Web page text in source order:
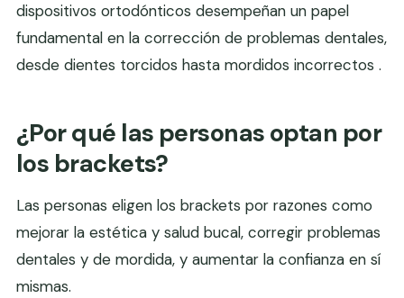
dispositivos ortodónticos desempeñan un papel
fundamental en la corrección de problemas dentales,
desde dientes torcidos hasta mordidos incorrectos .
¿Por qué las personas optan por
los brackets?
Las personas eligen los brackets por razones como
mejorar la estética y salud bucal, corregir problemas
dentales y de mordida, y aumentar la confianza en sí
mismas.